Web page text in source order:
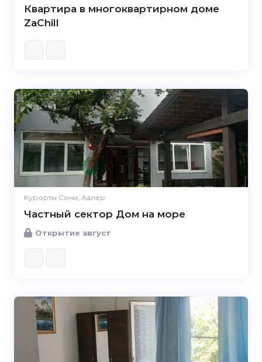
Квартира в многоквартирном доме
ZaChill
Курорты Сочи, Адлер
Частный сектор Дом на море
Открытие август